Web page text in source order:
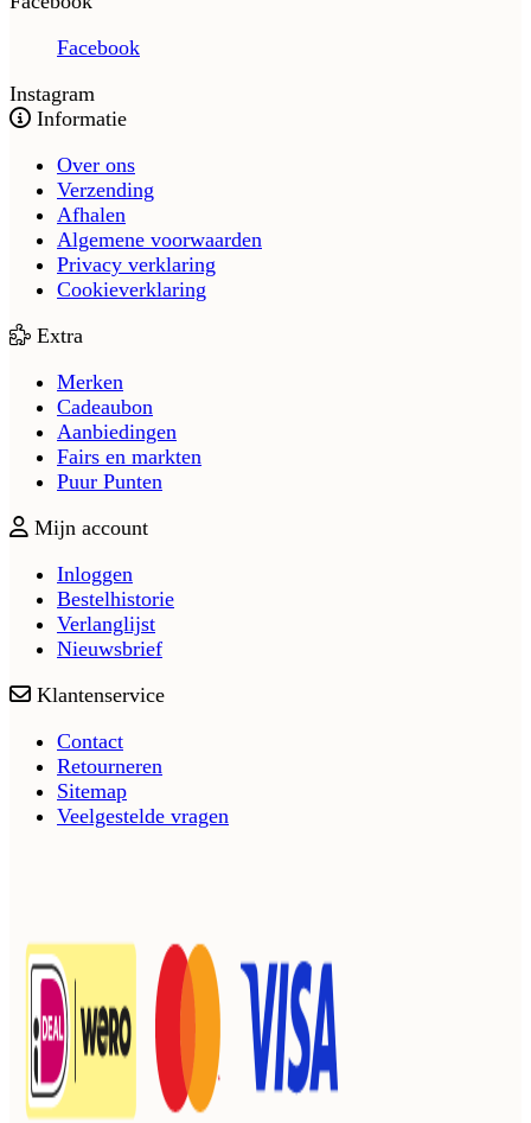
Facebook
Instagram
Informatie
Over ons
Verzending
Afhalen
Algemene voorwaarden
Privacy verklaring
Cookieverklaring
Extra
Merken
Cadeaubon
Aanbiedingen
Fairs en markten
Puur Punten
Mijn account
Inloggen
Bestelhistorie
Verlanglijst
Nieuwsbrief
Klantenservice
Contact
Retourneren
Sitemap
Veelgestelde vragen